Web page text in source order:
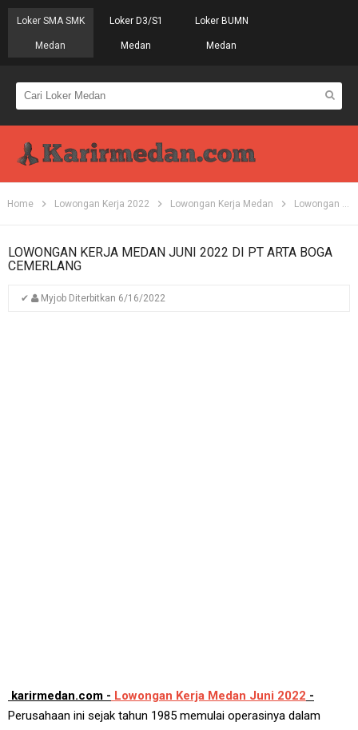
Loker SMA SMK
Medan
Loker D3/S1
Medan
Loker BUMN
Medan
Home Lowongan Kerja 2022 Lowongan Kerja Medan Lowongan Kerja S1
LOWONGAN KERJA MEDAN JUNI 2022 DI PT ARTA BOGA
CEMERLANG
✔ Myjob Diterbitkan 6/16/2022
karirmedan.com - Lowongan Kerja Medan Juni 2022 -
Perusahaan ini sejak tahun 1985 memulai operasinya dalam